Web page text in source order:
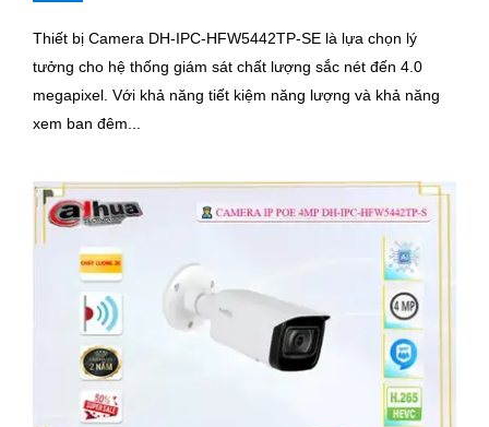
Thiết bị Camera DH-IPC-HFW5442TP-SE là lựa chọn lý
tưởng cho hệ thống giám sát chất lượng sắc nét đến 4.0
megapixel. Với khả năng tiết kiệm năng lượng và khả năng
xem ban đêm...